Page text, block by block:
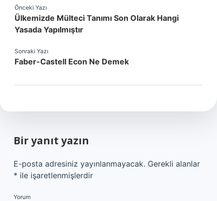
Önceki Yazı
Ülkemizde Mülteci Tanımı Son Olarak Hangi
Yasada Yapılmıştır
Sonraki Yazı
Faber-Castell Econ Ne Demek
Bir yanıt yazın
E-posta adresiniz yayınlanmayacak. Gerekli alanlar
* ile işaretlenmişlerdir
Yorum